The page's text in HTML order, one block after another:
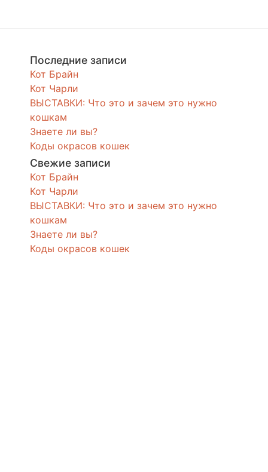
Последние записи
Кот Брайн
Кот Чарли
ВЫСТАВКИ: Что это и зачем это нужно
кошкам
Знаете ли вы?
Коды окрасов кошек
Свежие записи
Кот Брайн
Кот Чарли
ВЫСТАВКИ: Что это и зачем это нужно
кошкам
Знаете ли вы?
Коды окрасов кошек